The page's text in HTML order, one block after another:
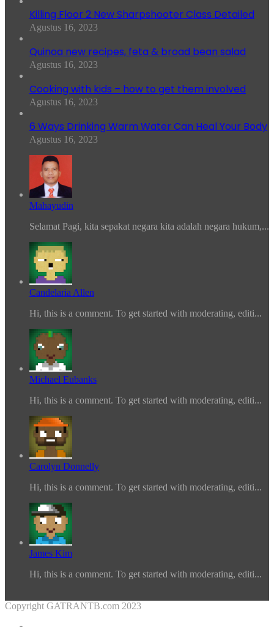
Killing Floor 2 New Sharpshooter Class Detailed
Agustus 16, 2023
Quinoa new recipes, feta & broad bean salad
Agustus 16, 2023
Cooking with kids – how to get them involved
Agustus 16, 2023
6 Ways Drinking Warm Water Can Heal Your Body
Agustus 16, 2023
Mahayudin
Selamat Pagi, kita sepakat negara kita adalah negara hukum,...
Candelaria Allen
Hi, this is a comment. To get started with moderating, editi...
Michael Eubanks
Hi, this is a comment. To get started with moderating, editi...
Carolyn Donnelly
Hi, this is a comment. To get started with moderating, editi...
James Kim
Hi, this is a comment. To get started with moderating, editi...
Copyright GATRANTB.com 2023